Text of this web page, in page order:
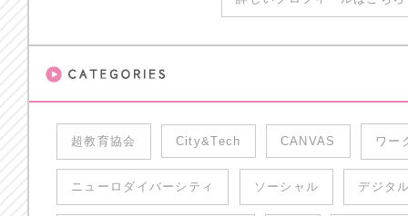
超教育協会 City&Tech CANVAS ワー
ニューロダイバーシティ ソーシャル デジタ